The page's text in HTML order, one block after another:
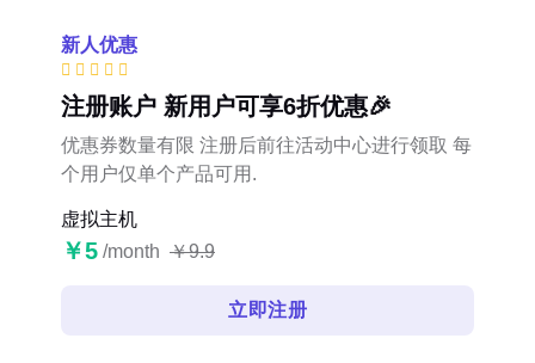
新人优惠
注册账户 新用户可享6折优惠🎉
优惠券数量有限 注册后前往活动中心进行领取 每
个用户仅单个产品可用.
虚拟主机
￥5 /month ￥9.9
立即注册